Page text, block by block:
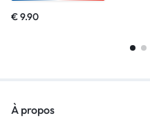
€9.90
À propos